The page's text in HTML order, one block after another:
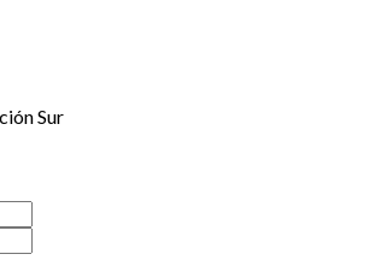
Sur